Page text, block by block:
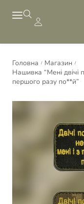
Головна / Магазин /
Нашивка “Мені двічі
першого разу по**й”